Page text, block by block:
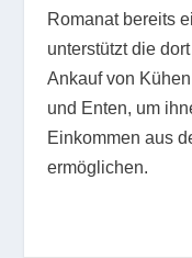
Romanat bereits
unterstützt die
Ankauf von
und Enten, um
Einkommen aus
ermöglichen.